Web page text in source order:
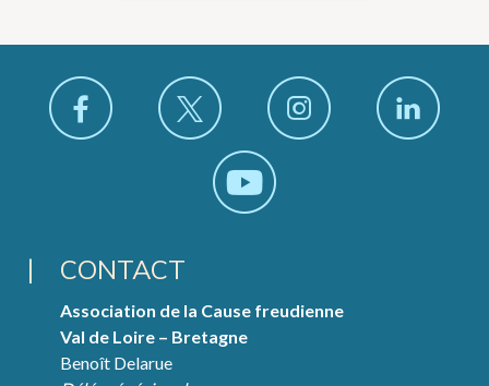
CONTACT
Association de la Cause freudienne
Val de Loire – Bretagne
Benoît Delarue